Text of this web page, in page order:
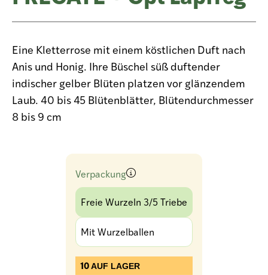
Eine Kletterrose mit einem köstlichen Duft nach
Anis und Honig. Ihre Büschel süß duftender
indischer gelber Blüten platzen vor glänzendem
Laub. 40 bis 45 Blütenblätter, Blütendurchmesser
8 bis 9 cm
Verpackung
Freie Wurzeln 3/5 Triebe
Mit Wurzelballen
10AUF LAGER